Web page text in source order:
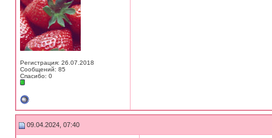
Регистрация: 26.07.2018
Сообщений: 85
Спасибо: 0
09.04.2024, 07:40